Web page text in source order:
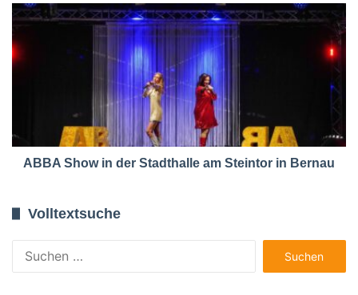
ABBA Show in der Stadthalle am Steintor in Bernau
Volltextsuche
nach: